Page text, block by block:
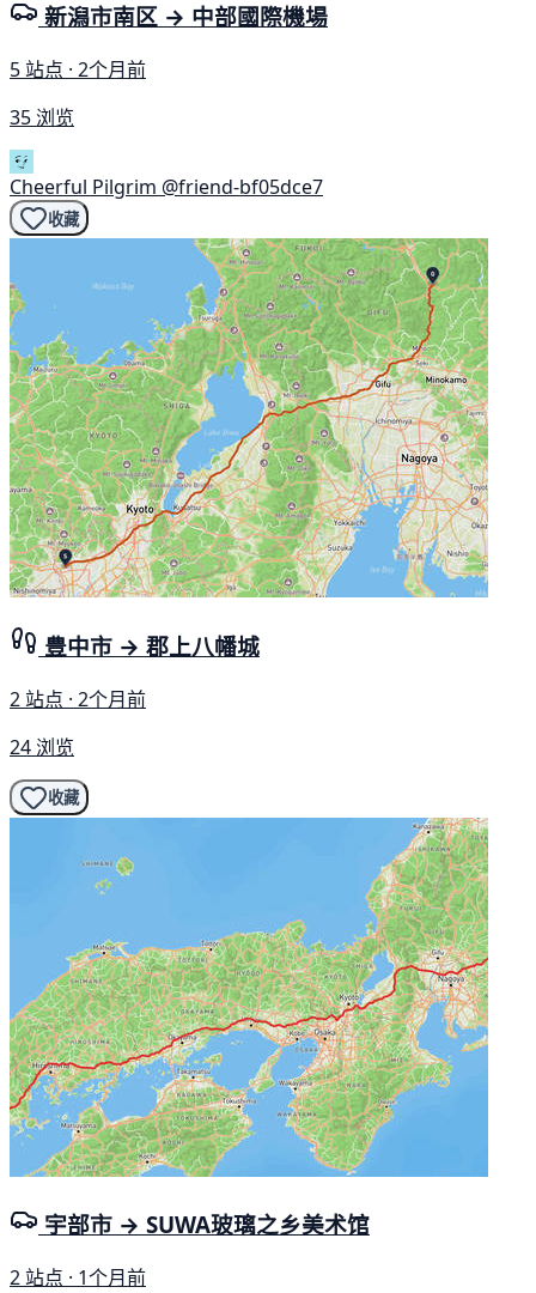
新潟市南区 → 中部國際機場
5 站点 · 2个月前
35 浏览
Cheerful Pilgrim @friend-bf05dce7
收藏
豊中市 → 郡上八幡城
2 站点 · 2个月前
24 浏览
收藏
宇部市 → SUWA玻璃之乡美术馆
2 站点 · 1个月前